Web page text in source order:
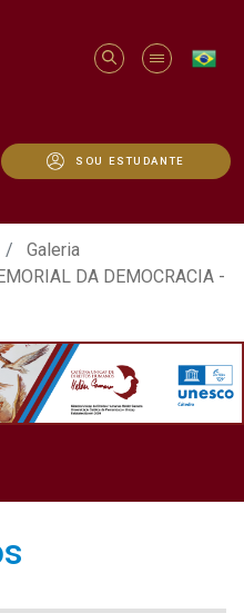
SOU ESTUDANTE
DEMOCRACIA
Galeria
DA DEMOCRACIA -